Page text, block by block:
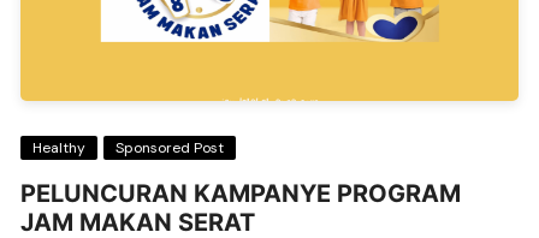
Healthy Sponsored Post
PELUNCURAN KAMPANYE PROGRAM
JAM MAKAN SERAT